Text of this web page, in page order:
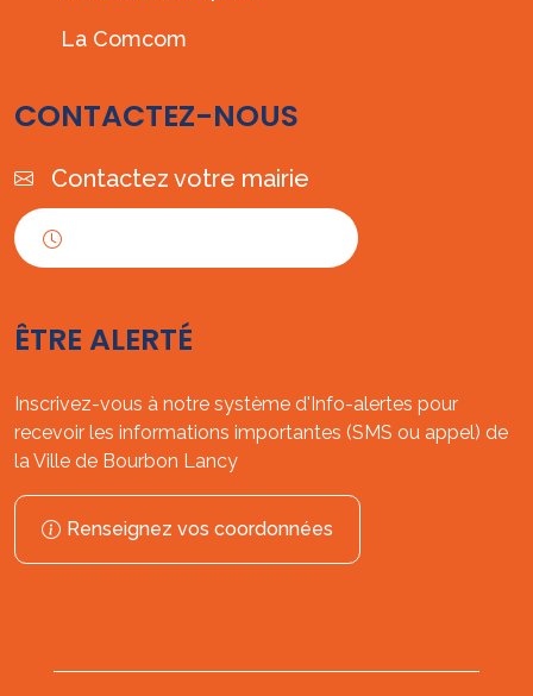
La Comcom
CONTACTEZ-NOUS
Contactez votre mairie
ÊTRE ALERTÉ
Inscrivez-vous à notre système d'Info-alertes pour
recevoir les informations importantes (SMS ou appel) de
la Ville de Bourbon Lancy
Renseignez vos coordonnées